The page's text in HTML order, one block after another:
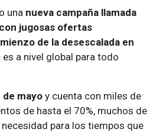
una nueva campaña llamada
jugosas ofertas
de la desescalada en
es a nivel global para todo
de mayoy cuenta con miles de
de hasta el 70%, muchos de
para los tiempos que